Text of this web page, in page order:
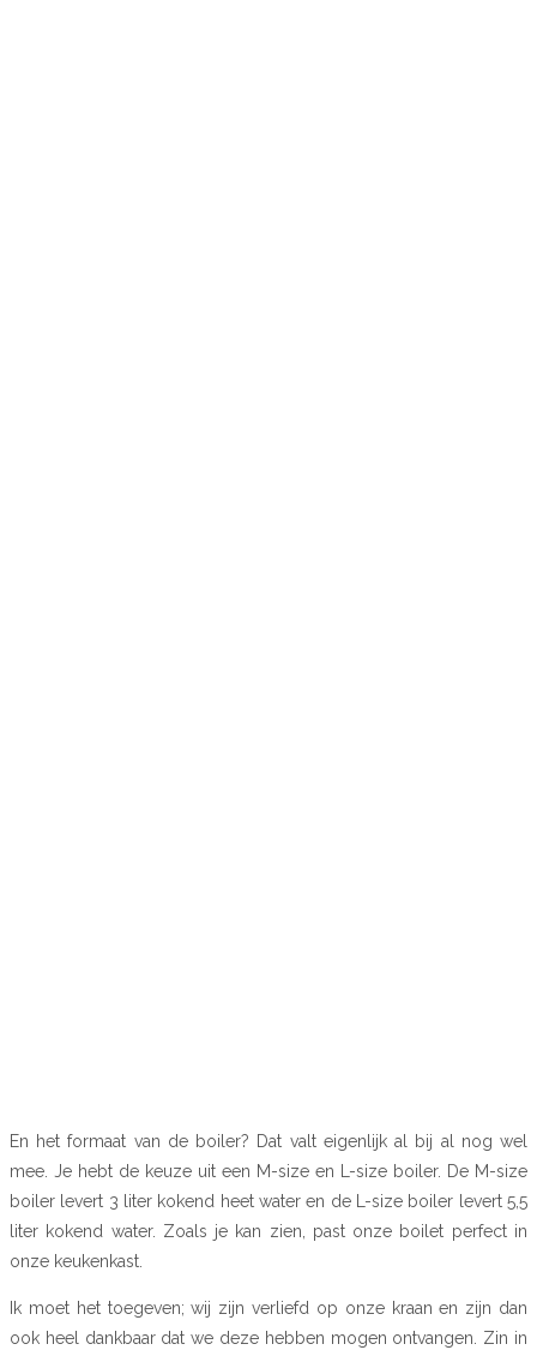
En het formaat van de boiler? Dat valt eigenlijk al bij al nog wel
mee. Je hebt de keuze uit een M-size en L-size boiler. De M-size
boiler levert 3 liter kokend heet water en de L-size boiler levert 5,5
liter kokend water. Zoals je kan zien, past onze boilet perfect in
onze keukenkast.
Ik moet het toegeven; wij zijn verliefd op onze kraan en zijn dan
ook heel dankbaar dat we deze hebben mogen ontvangen. Zin in